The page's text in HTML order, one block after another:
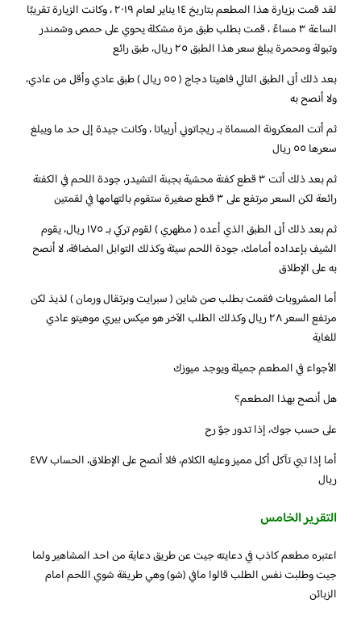
لقد قمت بزيارة هذا المطعم بتاريخ ١٤ يناير لعام ٢٠١٩ ، وكانت الزيارة تقريبًا
الساعة ٣ مساءً ، قمت بطلب طبق مزة مشكلة يحوي على حمص وشمندر
وتبولة ومحمرة يبلغ سعر هذا الطبق ٢٥ ريال، طبق رائع
بعد ذلك أتى الطبق التالي فاهيتا دجاج ( ٥٥ ريال ) طبق عادي وأقل من عادي،
ولا أنصح به
ثم أتت المعكرونة المسماة بـ ريجاتوني أربياتا ، وكانت جيدة إلى حد ما ويبلغ
سعرها ٥٥ ريال
ثم بعد ذلك أتت ٣ قطع كفتة محشية بجبنة التشيدر، جودة اللحم في الكفتة
رائعة لكن السعر مرتفع على ٣ قطع صغيرة ستقوم بالتهامها في لقمتين
ثم بعد ذلك أتى الطبق الذي أعده ( مظهري ) لقوم تركي بـ ١٧٥ ريال، يقوم
الشيف بإعداده أمامك، جودة اللحم سيئة وكذلك التوابل المضافة، لا أنصح
به على الإطلاق
أما المشروبات فقمت بطلب صن شاين ( سبرايت وبرتقال ورمان ) لذيذ لكن
مرتفع السعر ٢٨ ريال وكذلك الطلب الآخر هو ميكس بيري موهيتو عادي
للغاية
الأجواء في المطعم جميلة ويوجد ميوزك
هل أنصح بهذا المطعم؟
على حسب جوك، إذا تدور جوّ رح
أما إذا تبي تآكل أكل مميز وعليه الكلام، فلا أنصح على الإطلاق، الحساب ٤٧٧
ريال
التقرير الخامس
اعتبره مطعم كاذب في دعايته جيت عن طريق دعاية من احد المشاهير ولما
جيت وطلبت نفس الطلب قالوا مافي (شو) وهي طريقة شوي اللحم امام
الزبائن